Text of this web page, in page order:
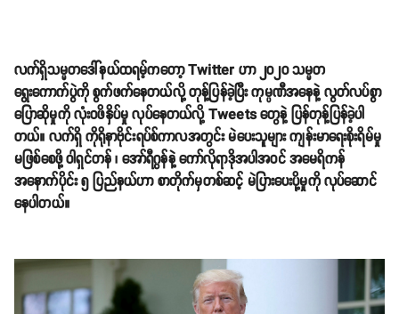
လက်ရှိသမ္မတဒေါ်နယ်ထရမ့်ကတော့ Twitter ဟာ ၂၀၂၀ သမ္မတ
ရွေးကောက်ပွဲကို စွက်ဖက်နေတယ်လို့ တုန့်ပြန်ခဲ့ပြီး ကုမ္ပဏီအနေနဲ့ လွတ်လပ်စွာ
ပြောဆိုမှုကို လုံးဝဖိနှိပ်မှု လုပ်နေတယ်လို့ Tweets တွေနဲ့ ပြန်တုန့်ပြန်ခဲ့ပါ
တယ်။ လက်ရှိ ကိုရိုနာဗိုင်းရပ်စ်ကာလအတွင်း မဲပေးသူများ ကျန်းမာရေးစိုးရိမ်မှု
မဖြစ်စေဖို့ ဝါရှင်တန် ၊ အော်ရီဂွန်နဲ့ ကော်လိုရာဒိုအပါအဝင် အမေရိကန်
အနောက်ပိုင်း ၅ ပြည်နယ်ဟာ စာတိုက်မှတစ်ဆင့် မဲပြားပေးပို့မှုကို လုပ်ဆောင်
နေပါတယ်။